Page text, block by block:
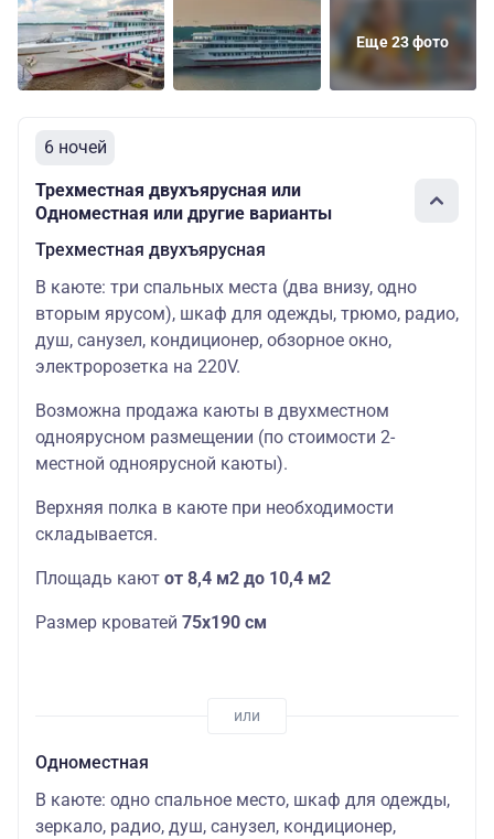
Средняя
Люкс
четырехместный
Основных
мест: 4
руб.
Шлюпочная
Шлюпочная
Двухместная
одноярусная
Одноместная
Основных
Еще 23 фото
6 ночей
Трехместная двухъярусная или
Одноместная или другие варианты
Трехместная двухъярусная
В каюте: три спальных места (два внизу, одно
вторым ярусом), шкаф для одежды, трюмо, радио,
душ, санузел, кондиционер, обзорное окно,
электророзетка на 220V.
Возможна продажа каюты в двухместном
одноярусном размещении (по стоимости 2-
местной одноярусной каюты).
Верхняя полка в каюте при необходимости
складывается.
Площадь кают от 8,4 м2 до 10,4 м2
Размер кроватей 75х190 см
Одноместная
В каюте: одно спальное место, шкаф для одежды,
зеркало, радио, душ, санузел, кондиционер,